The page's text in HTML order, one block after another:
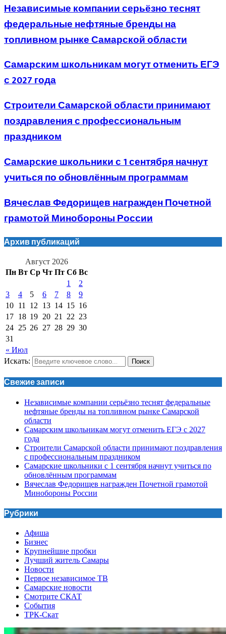
Независимые компании серьёзно теснят
федеральные нефтяные бренды на
топливном рынке Самарской области
Самарским школьникам могут отменить ЕГЭ
с 2027 года
Строители Самарской области принимают
поздравления с профессиональным
праздником
Самарские школьники с 1 сентября начнут
учиться по обновлённым программам
Вячеслав Федорищев награжден Почетной
грамотой Минобороны России
Архив публикаций
Август 2026
Пн Вт Ср Чт Пт Сб Вс
« Июл
1
2
3
4 5 6 7 8
9
10 11 12 13 14 15 16
17 18 19 20 21 22 23
24 25 26 27 28 29 30
31
Искать: Поиск
Свежие записи
Независимые компании серьёзно теснят федеральные
нефтяные бренды на топливном рынке Самарской
области
Самарским школьникам могут отменить ЕГЭ с 2027
года
Строители Самарской области принимают поздравления
с профессиональным праздником
Самарские школьники с 1 сентября начнут учиться по
обновлённым программам
Вячеслав Федорищев награжден Почетной грамотой
Минобороны России
Рубрики
Афиша
Бизнес
Крупнейшие пробки
Лучший житель Самары
Новости
Первое независимое ТВ
Самарские новости
Смотрите СКАТ
События
ТРК-Скат